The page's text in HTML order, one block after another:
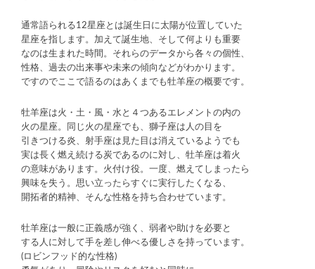
通常語られる12星座とは誕生日に太陽が位置していた
星座を指します。加えて誕生地、そして何よりも重要
なのは生まれた時間。それらのデータから各々の個性、
性格、過去の出来事や未来の傾向などがわかります。
ですのでここで語るのはあくまでも牡羊座の概要です。
牡羊座は火・土・風・水と４つあるエレメントの内の
火の星座。同じ火の星座でも、獅子座は人の目を
引きつける炎、射手座は見た目は消えているようでも
実は長く燃え続ける炭であるのに対し、牡羊座は着火
の意味があります。火付け役。一度、燃えてしまったら
興味を失う。思い立ったらすぐに実行したくなる、
開拓者的精神、そんな性格を持ち合わせています。
牡羊座は一般に正義感が強く、弱者や助けを必要と
する人に対して手を差し伸べる優しさを持っています。
(ロビンフッド的な性格)